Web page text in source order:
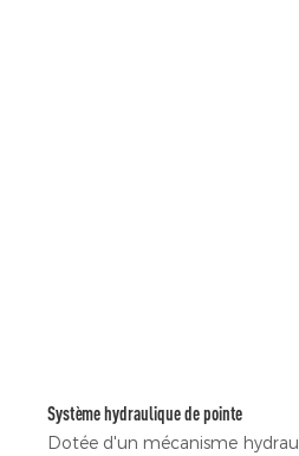
Système hydraulique de pointe
Dotée d'un mécanisme